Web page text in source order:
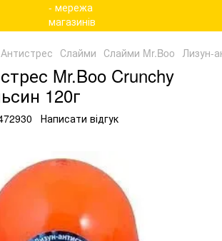
Антистрес Слайми Слайми Mr.Boo Лизун-
Mr.Boo Crunchy
120г
Написати відгук